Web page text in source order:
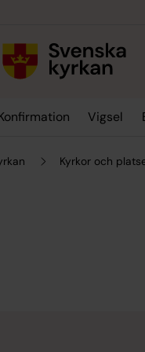
Vigsel
Kyrkor och